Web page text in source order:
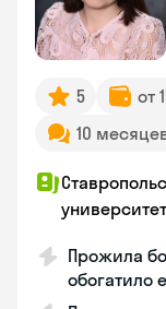
5
от
10
университет
Прожила
обогатило